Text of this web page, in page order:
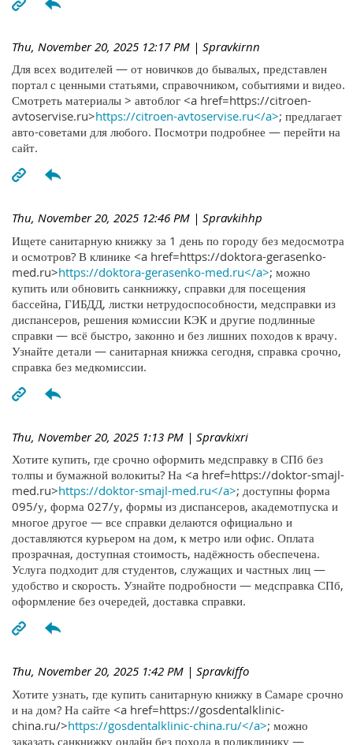
Thu, November 20, 2025 12:17 PM | Spravkirnn
Для всех водителей — от новичков до бывалых, представлен
портал с ценными статьями, справочником, событиями и видео.
Смотреть материалы > автоблог <a href=https://citroen-
avtoservise.ru>https://citroen-avtoservise.ru</a>; предлагает
авто-советами для любого. Посмотри подробнее — перейти на
сайт.
Thu, November 20, 2025 12:46 PM | Spravkihhp
Ищете санитарную книжку за 1 день по городу без медосмотра
и осмотров? В клинике <a href=https://doktora-gerasenko-
med.ru>https://doktora-gerasenko-med.ru</a>; можно
купить или обновить санкнижку, справки для посещения
бассейна, ГИБДД, листки нетрудоспособности, медсправки из
диспансеров, решения комиссии КЭК и другие подлинные
справки — всё быстро, законно и без лишних походов к врачу.
Узнайте детали — санитарная книжка сегодня, справка срочно,
справка без медкомиссии.
Thu, November 20, 2025 1:13 PM | Spravkixri
Хотите купить, где срочно оформить медсправку в СПб без
толпы и бумажной волокиты? На <a href=https://doktor-smajl-
med.ru>https://doktor-smajl-med.ru</a>; доступны форма
095/у, форма 027/у, формы из диспансеров, академотпуска и
многое другое — все справки делаются официально и
доставляются курьером на дом, к метро или офис. Оплата
прозрачная, доступная стоимость, надёжность обеспечена.
Услуга подходит для студентов, служащих и частных лиц —
удобство и скорость. Узнайте подробности — медсправка СПб,
оформление без очередей, доставка справки.
Thu, November 20, 2025 1:42 PM | Spravkiffo
Хотите узнать, где купить санитарную книжку в Самаре срочно
и на дом? На сайте <a href=https://gosdentalklinic-
china.ru/>https://gosdentalklinic-china.ru/</a>; можно
заказать санкнижку онлайн без похода в поликлинику —